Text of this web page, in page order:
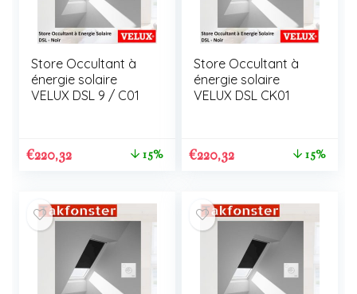
Store Occultant à
énergie solaire
VELUX DSL 9 / C01
€220,32 15%
Store Occultant à
énergie solaire
VELUX DSL CK01
€220,32 15%